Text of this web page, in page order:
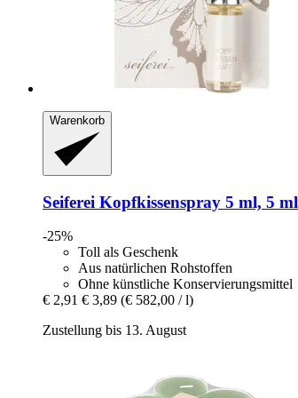
Warenkorb
Seiferei Kopfkissenspray 5 ml, 5 ml
-25%
Toll als Geschenk
Aus natürlichen Rohstoffen
Ohne künstliche Konservierungsmittel
€ 2,91 € 3,89 (€ 582,00 / l)
Zustellung bis 13. August